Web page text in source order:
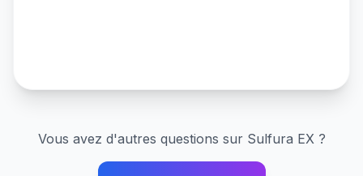
Vous avez d'autres questions sur Sulfura EX?